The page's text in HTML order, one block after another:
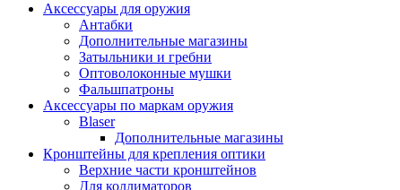
Аксессуары для оружия
Антабки
Дополнительные магазины
Затыльники и гребни
Оптоволоконные мушки
Фальшпатроны
Аксессуары по маркам оружия
Blaser
Дополнительные магазины
Кронштейны для крепления оптики
Верхние части кронштейнов
Для коллиматоров